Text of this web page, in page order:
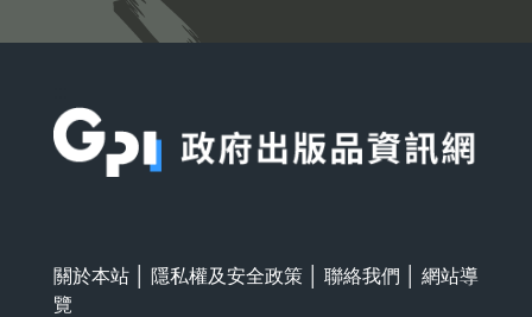
關於本站 隱私權及安全政策 聯絡我們
網站導
覽